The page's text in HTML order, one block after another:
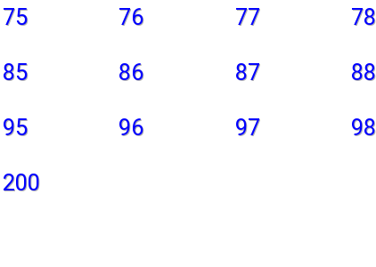
75 76 77 78
85 86 87 88
95 96 97 98
200